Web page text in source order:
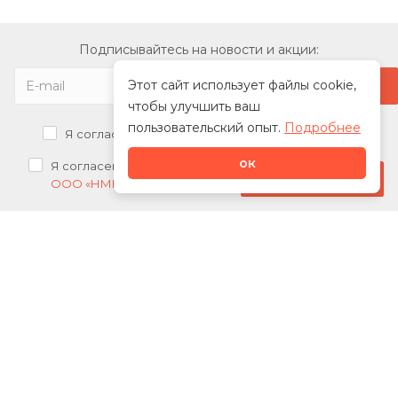
Этот сайт использует файлы cookie,
чтобы улучшить ваш
пользовательский опыт. Подробнее
ок
Подписывайтесь на новости и акции:
Я согласен наобработку персональных данных
Я согласен на
получение рекламных рассылок от
ООО «НМК»
Стать дилером